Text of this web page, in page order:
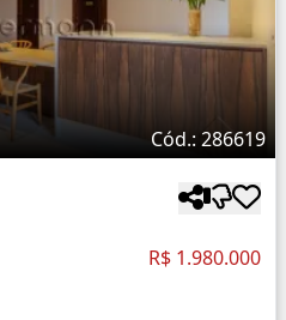
Cód.: 286619
R$ 1.980.000